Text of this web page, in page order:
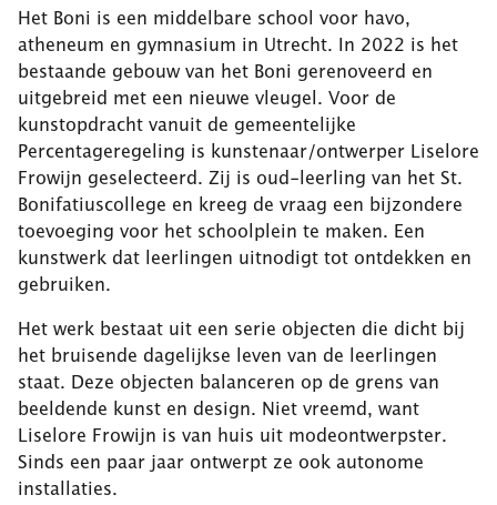
Het Boni is een middelbare school voor havo,
atheneum en gymnasium in Utrecht. In 2022 is het
bestaande gebouw van het Boni gerenoveerd en
uitgebreid met een nieuwe vleugel. Voor de
kunstopdracht vanuit de gemeentelijke
Percentageregeling is kunstenaar/ontwerper Liselore
Frowijn geselecteerd. Zij is oud-leerling van het St.
Bonifatiuscollege en kreeg de vraag een bijzondere
toevoeging voor het schoolplein te maken. Een
kunstwerk dat leerlingen uitnodigt tot ontdekken en
gebruiken.
Het werk bestaat uit een serie objecten die dicht bij
het bruisende dagelijkse leven van de leerlingen
staat. Deze objecten balanceren op de grens van
beeldende kunst en design. Niet vreemd, want
Liselore Frowijn is van huis uit modeontwerpster.
Sinds een paar jaar ontwerpt ze ook autonome
installaties.